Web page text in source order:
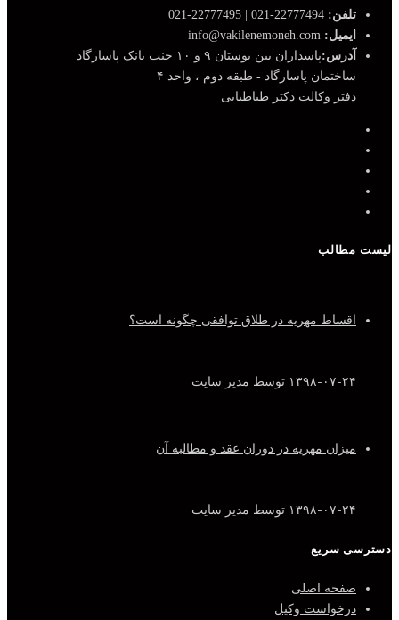
تلفن:
ایمیل:
آدرس:پاسداران بین بوستان ۹ و ۱۰ جنب بانک پاسارگاد
ساختمان پاسارگاد - طبقه دوم ، واحد ۴
دفتر وکالت دکتر طباطبایی
لیست مطالب
اقساط مهریه در طلاق توافقی چگونه است؟
۱۳۹۸-۰۷-۲۴ توسط مدیر سایت
میزان مهریه در دوران عقد و مطالبه آن
۱۳۹۸-۰۷-۲۴ توسط مدیر سایت
دسترسی سریع
صفحه اصلی
درخواست وکیل